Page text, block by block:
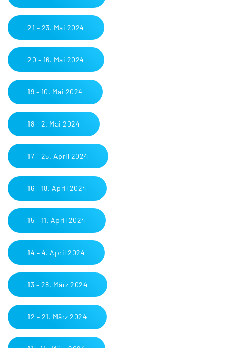
21 – 23. Mai 2024
20 – 16. Mai 2024
19 – 10. Mai 2024
18 – 2. Mai 2024
17 – 25. April 2024
16 – 18. April 2024
15 – 11. April 2024
14 – 4. April 2024
13 – 28. März 2024
12 – 21. März 2024